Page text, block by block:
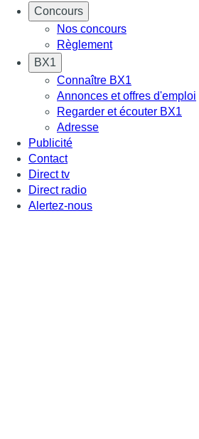
Concours
Nos concours
Règlement
BX1
Connaître BX1
Annonces et offres d'emploi
Regarder et écouter BX1
Adresse
Publicité
Contact
Direct tv
Direct radio
Alertez-nous